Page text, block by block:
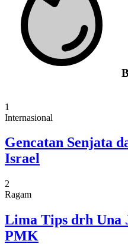
1
Internasional
Gencatan Senjata
Israel
2
Ragam
Lima Tips drh Una
PMK